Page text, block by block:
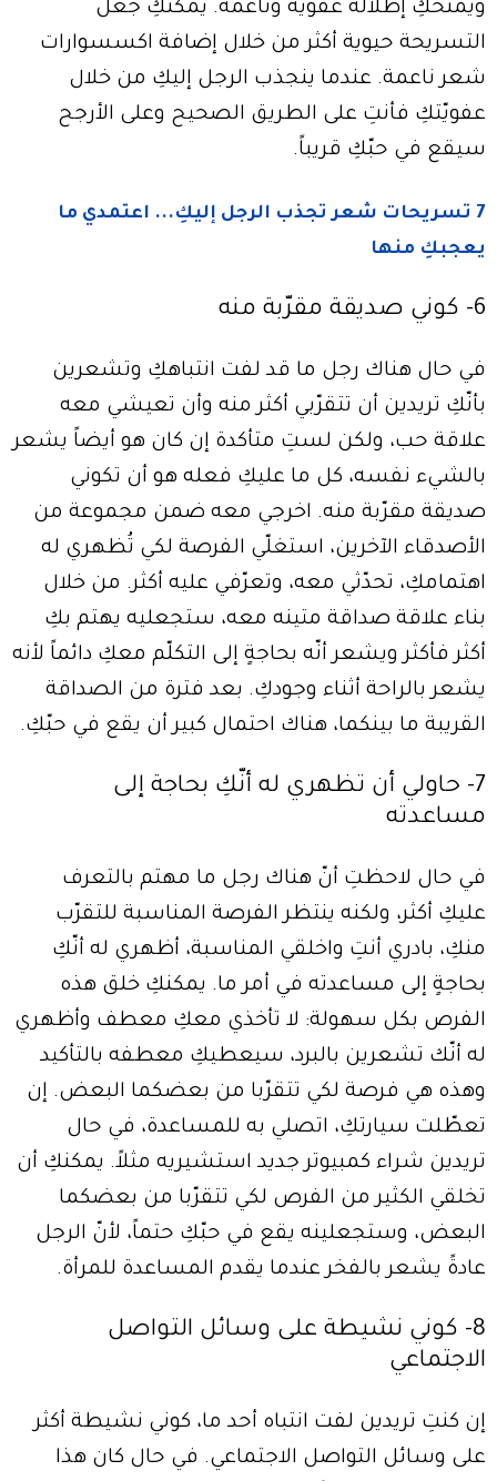
ويمنحكِ إطلالة عفوية وناعمة. يمكنكِ جعل
التسريحة حيوية أكثر من خلال إضافة اكسسوارات
شعر ناعمة. عندما ينجذب الرجل إليكِ من خلال
عفويّتكِ فأنتِ على الطريق الصحيح وعلى الأرجح
سيقع في حبّكِ قريباً.
7 تسريحات شعر تجذب الرجل إليكِ... اعتمدي ما
يعجبكِ منها
6- كوني صديقة مقرّبة منه
في حال هناك رجل ما قد لفت انتباهكِ وتشعرين
بأنّكِ تريدين أن تتقرّبي أكثر منه وأن تعيشي معه
علاقة حب، ولكن لستِ متأكدة إن كان هو أيضاً يشعر
بالشيء نفسه، كل ما عليكِ فعله هو أن تكوني
صديقة مقرّبة منه. اخرجي معه ضمن مجموعة من
الأصدقاء الآخرين، استغلّي الفرصة لكي تُظهري له
اهتمامكِ، تحدّثي معه، وتعرّفي عليه أكثر. من خلال
بناء علاقة صداقة متينه معه، ستجعليه يهتم بكِ
أكثر فأكثر ويشعر أنّه بحاجةٍ إلى التكلّم معكِ دائماً لأنه
يشعر بالراحة أثناء وجودكِ. بعد فترة من الصداقة
القريبة ما بينكما، هناك احتمال كبير أن يقع في حبّكِ.
7- حاولي أن تظهري له أنّكِ بحاجة إلى
مساعدته
في حال لاحظتِ أنّ هناك رجل ما مهتم بالتعرف
عليكِ أكثر، ولكنه ينتظر الفرصة المناسبة للتقرّب
منكِ، بادري أنتِ واخلقي المناسبة، أظهري له أنّكِ
بحاجةٍ إلى مساعدته في أمر ما. يمكنكِ خلق هذه
الفرص بكل سهولة: لا تأخذي معكِ معطف وأظهري
له أنّك تشعرين بالبرد، سيعطيكِ معطفه بالتأكيد
وهذه هي فرصة لكي تتقرّبا من بعضكما البعض. إن
تعطّلت سيارتكِ، اتصلي به للمساعدة، في حال
تريدين شراء كمبيوتر جديد استشيريه مثلاً. يمكنكِ أن
تخلقي الكثير من الفرص لكي تتقرّبا من بعضكما
البعض، وستجعلينه يقع في حبّكِ حتماً، لأنّ الرجل
عادةً يشعر بالفخر عندما يقدم المساعدة للمرأة.
8- كوني نشيطة على وسائل التواصل
الاجتماعي
إن كنتِ تريدين لفت انتباه أحد ما، كوني نشيطة أكثر
على وسائل التواصل الاجتماعي. في حال كان هذا